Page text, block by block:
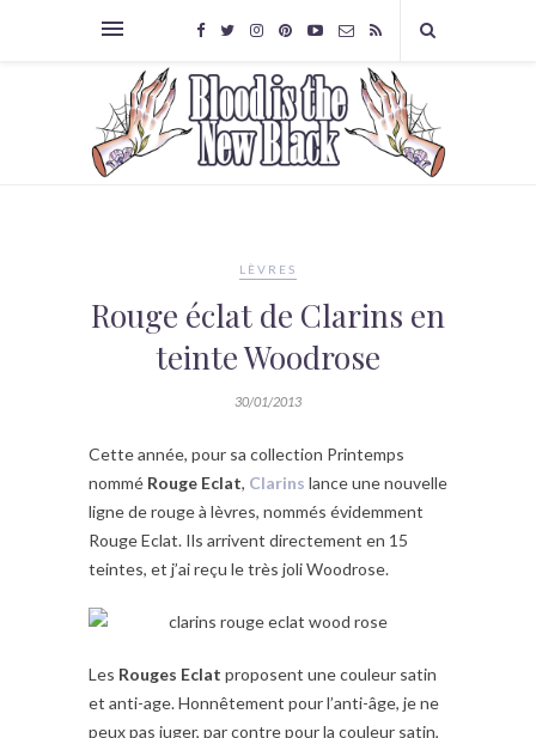
LÈVRES
Rouge éclat de Clarins en
teinte Woodrose
30/01/2013
Cette année, pour sa collection Printemps
nommé Rouge Eclat, Clarins lance une nouvelle
ligne de rouge à lèvres, nommés évidemment
Rouge Eclat. Ils arrivent directement en 15
teintes, et j’ai reçu le très joli Woodrose.
Les Rouges Eclat proposent une couleur satin
et anti-age. Honnêtement pour l’anti-âge, je ne
peux pas juger, par contre pour la couleur satin,